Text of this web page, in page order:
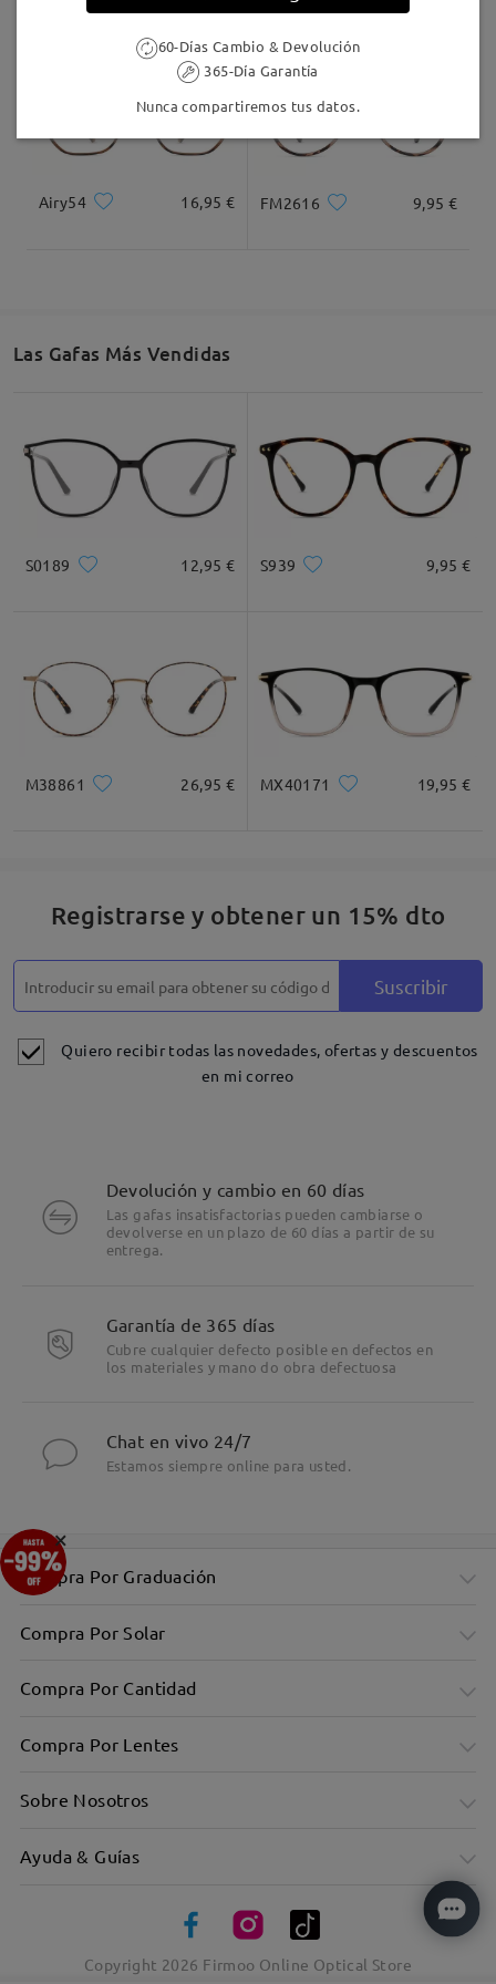
Airy54 16,95 € FM2616 9,95 €
Las Gafas Más Vendidas
S0189 12,95 € S939 9,95 €
M38861 26,95 € MX40171 19,95 €
Registrarse y obtener un 15% dto
Suscribir
Quiero recibir todas las novedades, ofertas y descuentos
en mi correo
Devolución y cambio en 60 días
Las gafas insatisfactorias pueden cambiarse o
devolverse en un plazo de 60 días a partir de su
entrega.
Garantía de 365 días
Cubre cualquier defecto posible en defectos en
los materiales y mano do obra defectuosa
Chat en vivo 24/7
Estamos siempre online para usted.
Compra Por Graduación
Compra Por Solar
Compra Por Cantidad
Compra Por Lentes
Sobre Nosotros
Ayuda & Guías
Copyright 2026 Firmoo Online Optical Store
×
60-Días Cambio & Devolución
365-Día Garantía
Nunca compartiremos tus datos.